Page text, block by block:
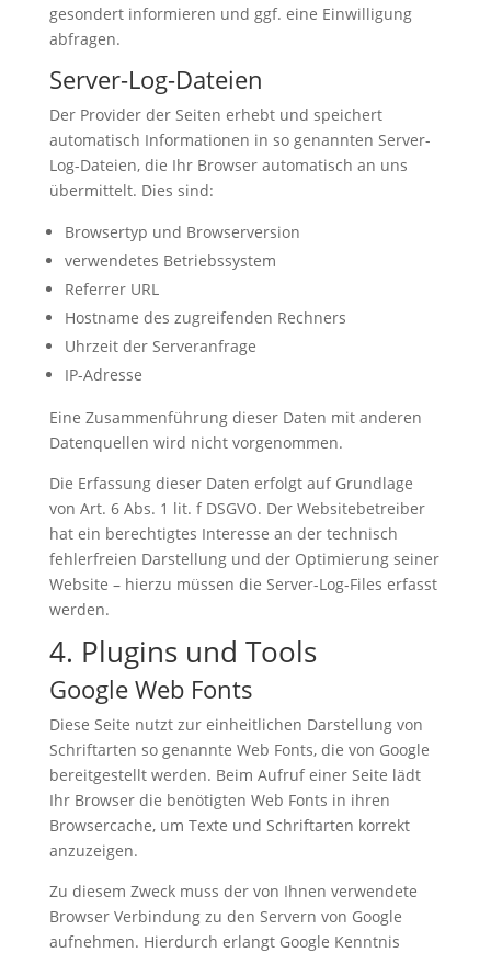
gesondert informieren und ggf. eine Einwilligung
abfragen.
Server-Log-Dateien
Der Provider der Seiten erhebt und speichert
automatisch Informationen in so genannten Server-
Log-Dateien, die Ihr Browser automatisch an uns
übermittelt. Dies sind:
Browsertyp und Browserversion
verwendetes Betriebssystem
Referrer URL
Hostname des zugreifenden Rechners
Uhrzeit der Serveranfrage
IP-Adresse
Eine Zusammenführung dieser Daten mit anderen
Datenquellen wird nicht vorgenommen.
Die Erfassung dieser Daten erfolgt auf Grundlage
von Art. 6 Abs. 1 lit. f DSGVO. Der Websitebetreiber
hat ein berechtigtes Interesse an der technisch
fehlerfreien Darstellung und der Optimierung seiner
Website – hierzu müssen die Server-Log-Files erfasst
werden.
4. Plugins und Tools
Google Web Fonts
Diese Seite nutzt zur einheitlichen Darstellung von
Schriftarten so genannte Web Fonts, die von Google
bereitgestellt werden. Beim Aufruf einer Seite lädt
Ihr Browser die benötigten Web Fonts in ihren
Browsercache, um Texte und Schriftarten korrekt
anzuzeigen.
Zu diesem Zweck muss der von Ihnen verwendete
Browser Verbindung zu den Servern von Google
aufnehmen. Hierdurch erlangt Google Kenntnis